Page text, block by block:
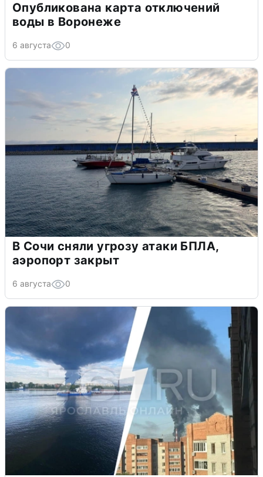
Опубликована карта отключений
воды в Воронеже
6 августа 0
В Сочи сняли угрозу атаки БПЛА,
аэропорт закрыт
6 августа 0